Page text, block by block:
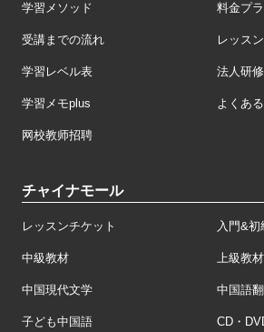
学習メソッド 料金プ
受講までの流れ レッス
学習レベル表 法人研
学習メモplus よくあ
网校教师招聘
チャイナモール
レッスンチケット 入門&初
中級教材 上級教材
中国現代文学 中国語
子ども中国語 CD・